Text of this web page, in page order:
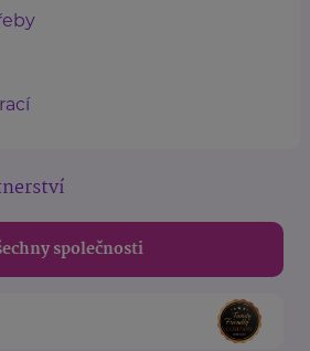
společnosti